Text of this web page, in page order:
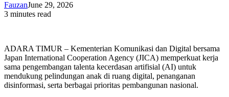
FauzanJune 29, 2026
3 minutes read
ADARA TIMUR – Kementerian Komunikasi dan Digital bersama
Japan International Cooperation Agency (JICA) memperkuat kerja
sama pengembangan talenta kecerdasan artifisial (AI) untuk
mendukung pelindungan anak di ruang digital, penanganan
disinformasi, serta berbagai prioritas pembangunan nasional.